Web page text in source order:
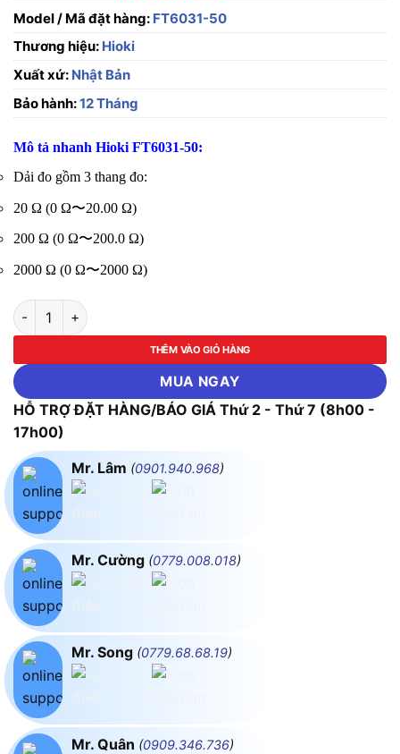
Model / Mã đặt hàng: FT6031-50
Thương hiệu: Hioki
Xuất xứ: Nhật Bản
Bảo hành:12 Tháng
Mô tả nhanh Hioki FT6031-50:
Dải đo gồm 3 thang đo:
20 Ω (0 Ω〜20.00 Ω)
200 Ω (0 Ω〜200.0 Ω)
2000 Ω (0 Ω〜2000 Ω)
Thiết Bị Đo Điện Trở Đất Hioki FT6031-50 số lượng
THÊM VÀO GIỎ HÀNG
MUA NGAY
HỖ TRỢ ĐẶT HÀNG/BÁO GIÁ Thứ 2 - Thứ 7 (8h00 -
17h00)
Mr. Lâm (0901.940.968)
Mr. Cường (0779.008.018)
Mr. Song (0779.68.68.19)
Mr. Quân (0909.346.736)